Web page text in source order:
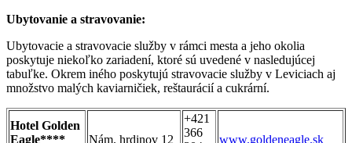
Ubytovanie a stravovanie:
Ubytovacie a stravovacie služby v rámci mesta a jeho okolia
poskytuje niekoľko zariadení, ktoré sú uvedené v nasledujúcej
tabuľke. Okrem iného poskytujú stravovacie služby v Leviciach aj
množstvo malých kaviarničiek, reštaurácií a cukrární.
Hotel Golden
Eagle****
Nám. hrdinov 12
+421
366
www.goldeneagle.sk